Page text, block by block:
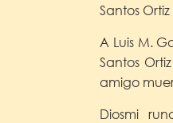
Santos
A Luis M.
Santos
amigo
Diosmi